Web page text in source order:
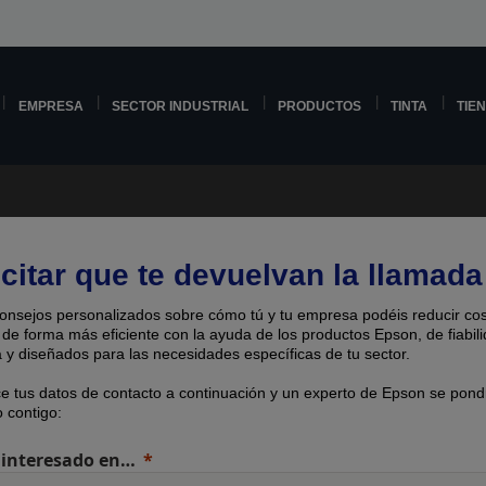
EMPRESA SECTOR INDUSTRIAL PRODUCTOS TINTA
que te devuelvan la llamada
personalizados sobre cómo tú y tu empresa podéis reducir
forma más eficiente con la ayuda de los productos Epson, de
y diseñados para las necesidades específicas de tu sector.
tus datos de contacto a continuación y un experto de Epson se
contigo:
interesado en…